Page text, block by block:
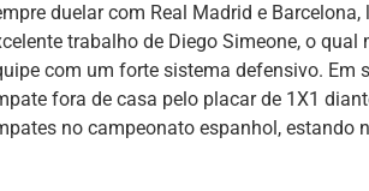
duelar com Real Madrid e
trabalho de Diego Simeone, o
com um forte sistema defensivo.
fora de casa pelo placar de 1X1
no campeonato espanhol, estando